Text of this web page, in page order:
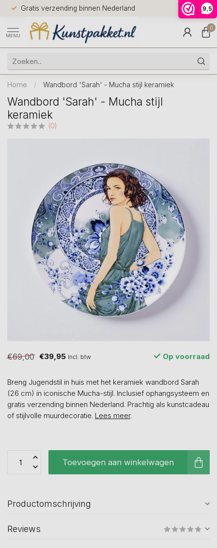
9,5
Gratis verzending binnen Nederland
Voor
huis
9.5
MENU
0
Home / Wandbord 'Sarah' - Mucha stijl keramiek
Wandbord 'Sarah' - Mucha stijl
keramiek
(0)
€69,00 €39,95 Incl. btw Op voorraad
Breng Jugendstil in huis met het keramiek wandbord Sarah
(26 cm) in iconische Mucha-stijl. Inclusief ophangsysteem en
gratis verzending binnen Nederland. Prachtig als kunstcadeau
of stijlvolle muurdecoratie. Lees meer.
Toevoegen aan winkelwagen
Productomschrijving
Reviews